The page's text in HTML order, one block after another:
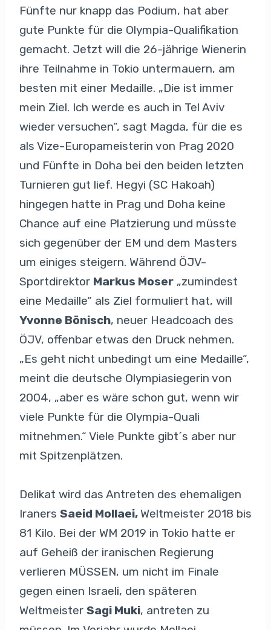
Fünfte nur knapp das Podium, hat aber
gute Punkte für die Olympia-Qualifikation
gemacht. Jetzt will die 26-jährige Wienerin
ihre Teilnahme in Tokio untermauern, am
besten mit einer Medaille. „Die ist immer
mein Ziel. Ich werde es auch in Tel Aviv
wieder versuchen“, sagt Magda, für die es
als Vize-Europameisterin von Prag 2020
und Fünfte in Doha bei den beiden letzten
Turnieren gut lief. Hegyi (SC Hakoah)
hingegen hatte in Prag und Doha keine
Chance auf eine Platzierung und müsste
sich gegenüber der EM und dem Masters
um einiges steigern. Während ÖJV-
Sportdirektor Markus Moser „zumindest
eine Medaille“ als Ziel formuliert hat, will
Yvonne Bönisch, neuer Headcoach des
ÖJV, offenbar etwas den Druck nehmen.
„Es geht nicht unbedingt um eine Medaille“,
meint die deutsche Olympiasiegerin von
2004, „aber es wäre schon gut, wenn wir
viele Punkte für die Olympia-Quali
mitnehmen.“ Viele Punkte gibt´s aber nur
mit Spitzenplätzen.
Delikat wird das Antreten des ehemaligen
Iraners Saeid Mollaei, Weltmeister 2018 bis
81 Kilo. Bei der WM 2019 in Tokio hatte er
auf Geheiß der iranischen Regierung
verlieren MÜSSEN, um nicht im Finale
gegen einen Israeli, den späteren
Weltmeister Sagi Muki, antreten zu